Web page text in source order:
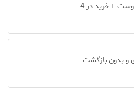
60% تخفیف پوشاک جین وست + خرید در 4
و بدون بازگشت